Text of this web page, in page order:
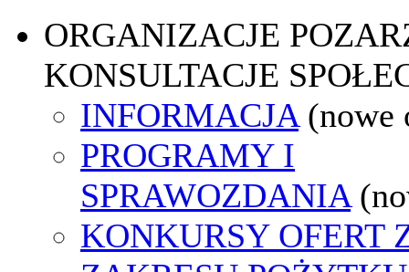
ORGANIZACJE
KONSULTACJE
INFORMACJA (nowe
PROGRAMY I
SPRAWOZDANIA
KONKURSY OFERT